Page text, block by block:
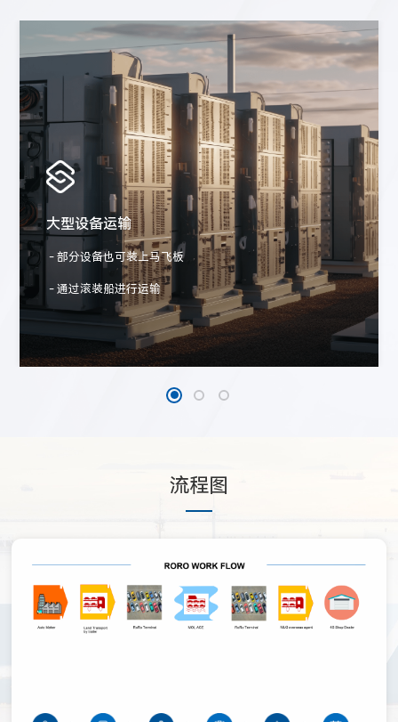
大型设备运输
- 部分设备也可装上马飞板
- 通过滚装船进行运输
流程图